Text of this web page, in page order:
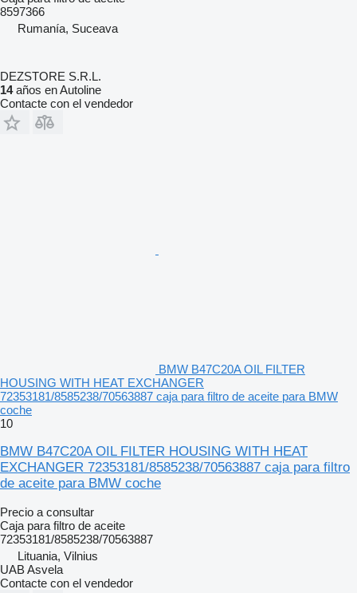
8597366
Rumanía, Suceava
DEZSTORE S.R.L.
14años en Autoline
Contacte con el vendedor
BMW B47C20A OIL FILTER
HOUSING WITH HEAT EXCHANGER
72353181/8585238/70563887 caja para filtro de aceite para BMW
coche
10
BMW B47C20A OIL FILTER HOUSING WITH HEAT
EXCHANGER 72353181/8585238/70563887 caja para filtro
de aceite para BMW coche
Precio a consultar
Caja para filtro de aceite
72353181/8585238/70563887
Lituania, Vilnius
UAB Asvela
Contacte con el vendedor